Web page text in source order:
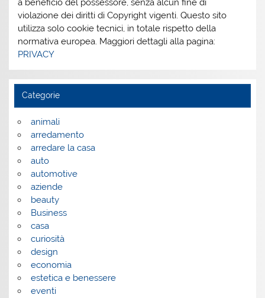
a beneficio del possessore, senza alcun fine di
violazione dei diritti di Copyright vigenti. Questo sito
utilizza solo cookie tecnici, in totale rispetto della
normativa europea. Maggiori dettagli alla pagina:
PRIVACY
Categorie
animali
arredamento
arredare la casa
auto
automotive
aziende
beauty
Business
casa
curiosità
design
economia
estetica e benessere
eventi